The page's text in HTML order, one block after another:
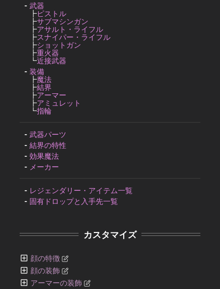
武器
┣ピストル
┣サブマシンガン
┣アサルト・ライフル
┣スナイパー・ライフル
┣ショットガン
┣重火器
┗近接武器
装備
┣魔法
┣結界
┣アーマー
┣アミュレット
┗指輪
武器パーツ
結界の特性
効果魔法
メーカー
レジェンダリー・アイテム一覧
固有ドロップと入手先一覧
カスタマイズ
顔の特徴
顔の装飾
アーマーの装飾